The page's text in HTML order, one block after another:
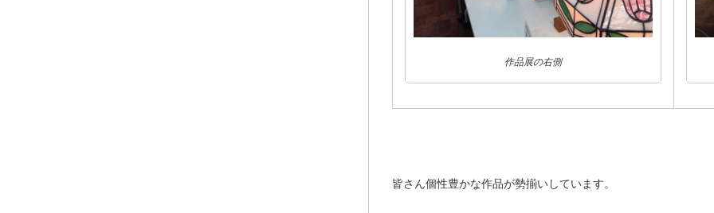
作品展の右側
皆さん個性豊かな作品が勢揃いしています。